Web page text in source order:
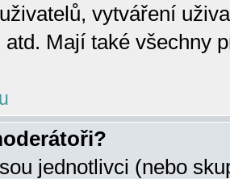
vytváření
atd. Mají také všechny
jednotlivci (nebo